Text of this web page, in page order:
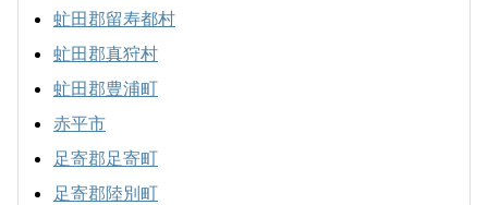
虻田郡留寿都村
虻田郡真狩村
虻田郡豊浦町
赤平市
足寄郡足寄町
足寄郡陸別町